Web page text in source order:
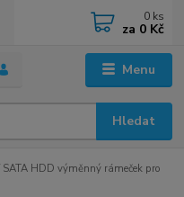
Menu
Hledat
0 ks
za 0 Kč
SATA HDD výměnný rámeček pro